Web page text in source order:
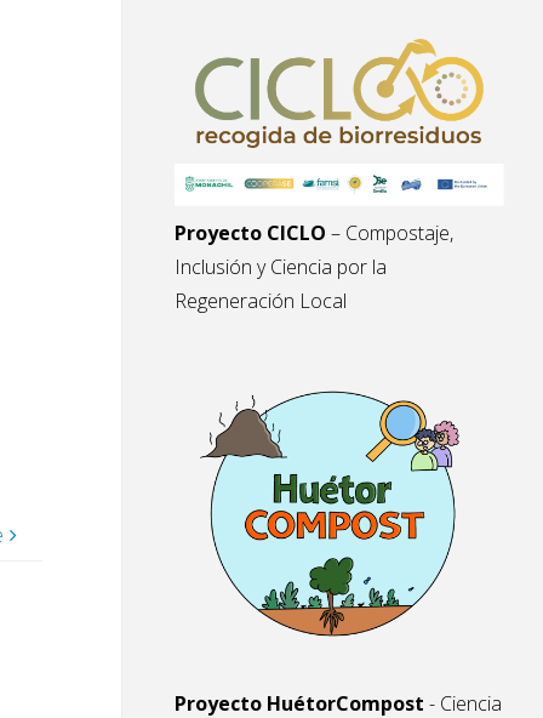
Proyecto CICLO – Compostaje,
Inclusión y Ciencia por la
Regeneración Local
Proyecto HuétorCompost - Ciencia